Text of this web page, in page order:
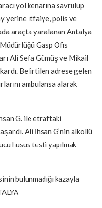
yol kenarına savrulup
yerine itfaiye, polis ve
araçta yaralanan Antalya
Gasp Ofis
Ali Sefa Gümüş ve Mikail
Belirtilen adrese gelen
ambulansa alarak
G. ile etraftaki
Ali İhsan G’nin alkollü
husus testi yapılmak
bulunmadığı kazayla